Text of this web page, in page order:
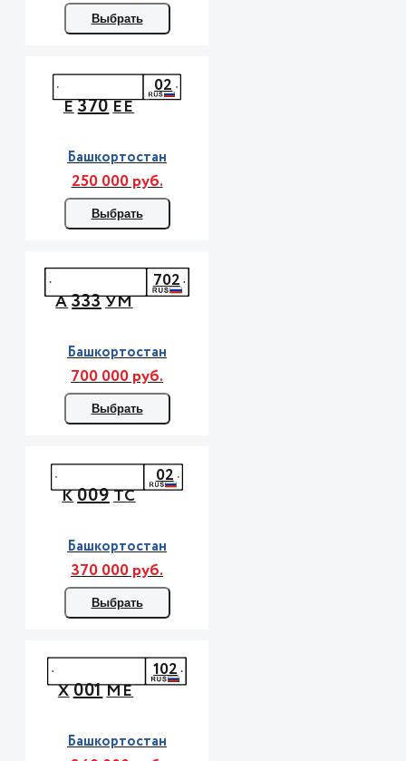
Выбрать
Е370ЕЕ
02
Башкортостан
250 000 руб.
Выбрать
А333УМ
702
Башкортостан
700 000 руб.
Выбрать
К009ТС
02
Башкортостан
370 000 руб.
Выбрать
Х001МЕ
102
Башкортостан